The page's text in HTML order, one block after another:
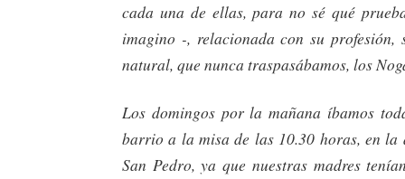
cada una de ellas, para no sé qué
imagino -, relacionada con su profesión,
natural, que nunca traspasábamos, los
Los domingos por la mañana íbamos
barrio a la misa de las 10.30 horas, en la
San Pedro, ya que nuestras madres